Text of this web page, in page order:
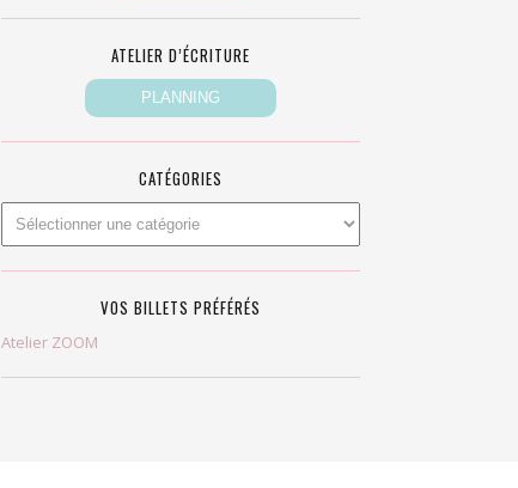
ATELIER D’ÉCRITURE
CATÉGORIES
VOS BILLETS PRÉFÉRÉS
Atelier ZOOM